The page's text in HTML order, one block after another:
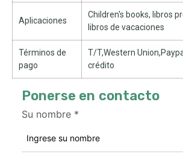
Aplicaciones
Children's books, libros
libros de vacaciones
Términos de
pago
T/T,Western
crédito
Ponerse en contacto
Su nombre *